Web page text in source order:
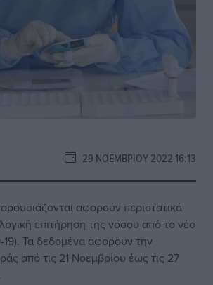
29 ΝΟΕΜΒΡΊΟΥ 2022 16:13
αφορούν περιστατικά
επιτήρηση της νόσου από το νέο
19). Τα δεδομένα αφορούν την
από τις 21 Νοεμβρίου έως τις 27